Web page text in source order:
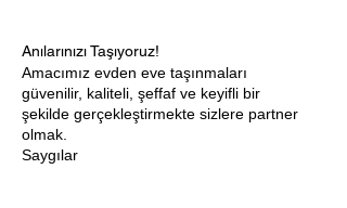
Anılarınızı Taşıyoruz!
Amacımız evden eve taşınmaları
güvenilir, kaliteli, şeffaf ve keyifli bir
şekilde gerçekleştirmekte sizlere partner
olmak.
Saygılar